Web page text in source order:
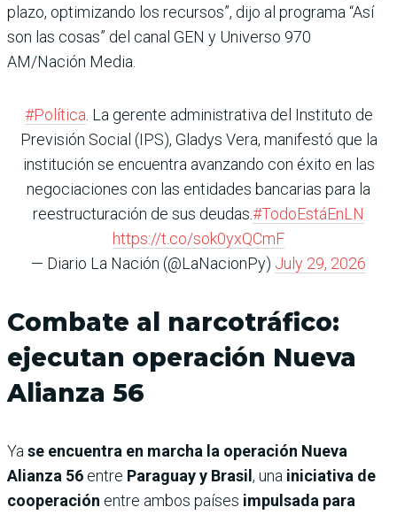
plazo, optimizando los recursos”, dijo al programa “Así
son las cosas” del canal GEN y Universo 970
AM/Nación Media.
#Política. La gerente administrativa del Instituto de
Previsión Social (IPS), Gladys Vera, manifestó que la
institución se encuentra avanzando con éxito en las
negociaciones con las entidades bancarias para la
reestructuración de sus deudas.#TodoEstáEnLN
https://t.co/sok0yxQCmF
— Diario La Nación (@LaNacionPy) July 29, 2026
Combate al narcotráfico:
ejecutan operación Nueva
Alianza 56
Yase encuentra en marcha la operación Nueva
Alianza 56 entre Paraguay y Brasil , una iniciativa de
cooperación entre ambos países impulsada para